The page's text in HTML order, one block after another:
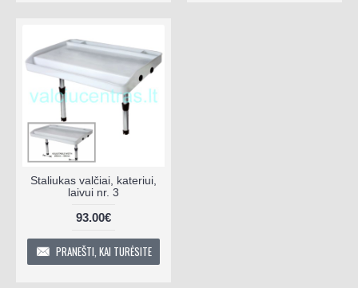
Staliukas valčiai, kateriui,
laivui nr. 3
93.00€
PRANEŠTI, KAI TURĖSITE